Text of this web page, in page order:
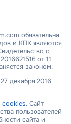
обязательна.
и КПК являются
о
от 11
законом.
декабря 2016
cookies. Сайт
пользователей
сайта и